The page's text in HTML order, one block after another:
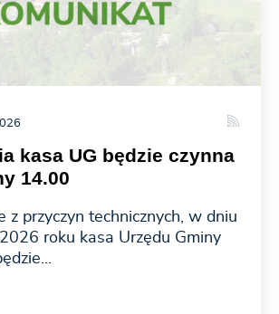
kasa UG będzie czynna
14.00
z przyczyn technicznych, w dniu
roku kasa Urzędu Gminy